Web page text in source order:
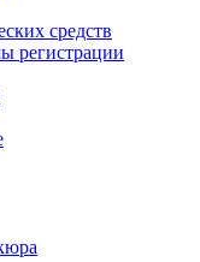
средств
регистрации